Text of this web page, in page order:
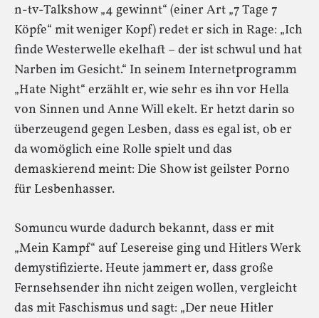
n-tv-Talkshow „4 gewinnt“ (einer Art „7 Tage 7
Köpfe“ mit weniger Kopf) redet er sich in Rage: „Ich
finde Westerwelle ekelhaft – der ist schwul und hat
Narben im Gesicht.“ In seinem Internetprogramm
„Hate Night“ erzählt er, wie sehr es ihn vor Hella
von Sinnen und Anne Will ekelt. Er hetzt darin so
überzeugend gegen Lesben, dass es egal ist, ob er
da womöglich eine Rolle spielt und das
demaskierend meint: Die Show ist geilster Porno
für Lesbenhasser.
Somuncu wurde dadurch bekannt, dass er mit
„Mein Kampf“ auf Lesereise ging und Hitlers Werk
demystifizierte. Heute jammert er, dass große
Fernsehsender ihn nicht zeigen wollen, vergleicht
das mit Faschismus und sagt: „Der neue Hitler